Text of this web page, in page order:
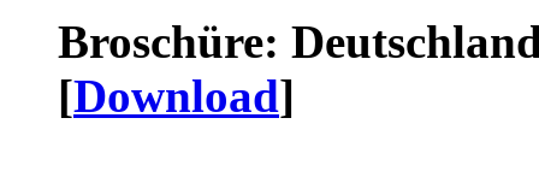
Broschüre:
[Download]